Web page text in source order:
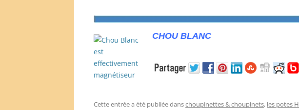
CHOU BLANC
Cette entrée a été publiée danschoupinettes & choupinets, les potes H